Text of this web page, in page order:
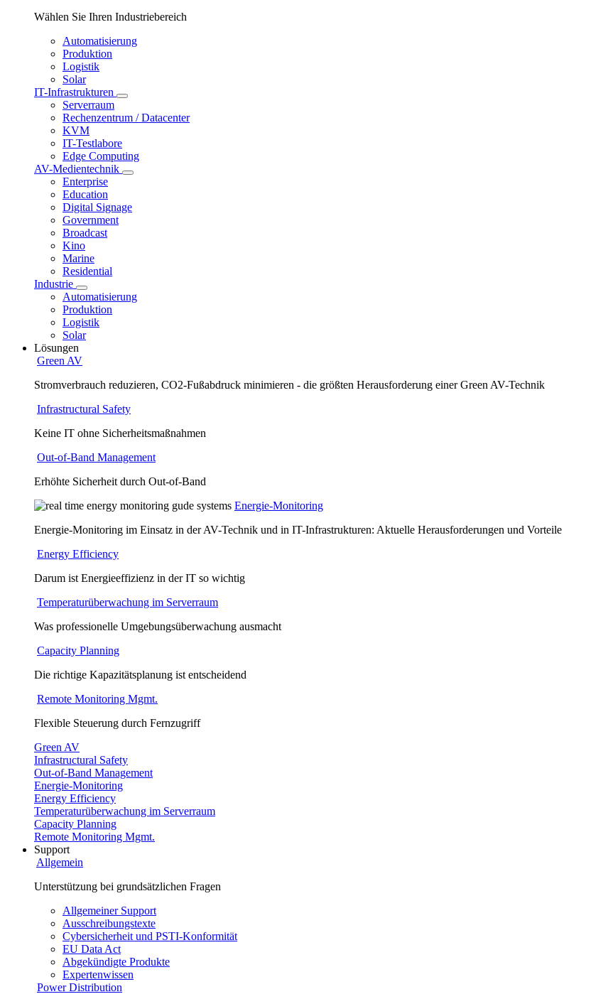
Wählen Sie Ihren Industriebereich
Automatisierung
Produktion
Logistik
Solar
IT-Infrastrukturen
Serverraum
Rechenzentrum / Datacenter
KVM
IT-Testlabore
Edge Computing
AV-Medientechnik
Enterprise
Education
Digital Signage
Government
Broadcast
Kino
Marine
Residential
Industrie
Automatisierung
Produktion
Logistik
Solar
Lösungen
Green AV
Stromverbrauch reduzieren, CO2-Fußabdruck minimieren - die größten Herausforderung einer Green AV-Technik
Infrastructural Safety
Keine IT ohne Sicherheitsmaßnahmen
Out-of-Band Management
Erhöhte Sicherheit durch Out-of-Band
Energie-Monitoring
Energie-Monitoring im Einsatz in der AV-Technik und in IT-Infrastrukturen: Aktuelle Herausforderungen und Vorteile
Energy Efficiency
Darum ist Energieeffizienz in der IT so wichtig
Temperaturüberwachung im Serverraum
Was professionelle Umgebungsüberwachung ausmacht
Capacity Planning
Die richtige Kapazitätsplanung ist entscheidend
Remote Monitoring Mgmt.
Flexible Steuerung durch Fernzugriff
Green AV
Infrastructural Safety
Out-of-Band Management
Energie-Monitoring
Energy Efficiency
Temperaturüberwachung im Serverraum
Capacity Planning
Remote Monitoring Mgmt.
Support
Allgemein
Unterstützung bei grundsätzlichen Fragen
Allgemeiner Support
Ausschreibungstexte
Cybersicherheit und PSTI-Konformität
EU Data Act
Abgekündigte Produkte
Expertenwissen
Power Distribution